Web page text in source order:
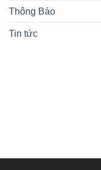
Thông Báo
Tin tức